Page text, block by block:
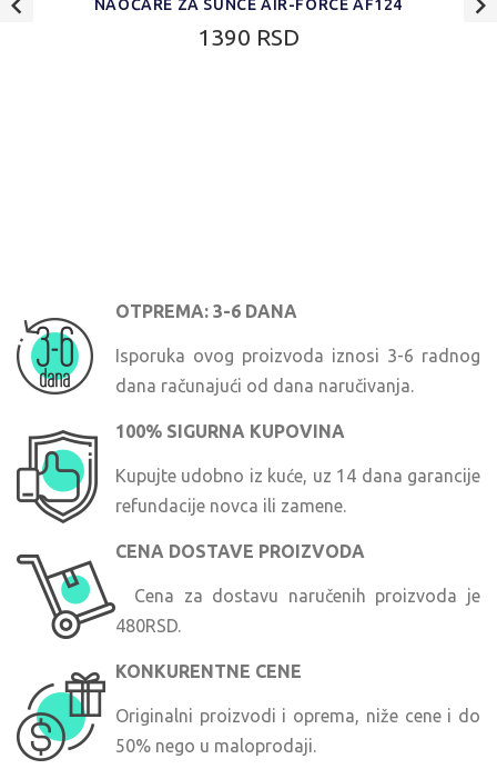
NAOČARE ZA SUNCE AIR-FORCE AF124
1390 RSD
OTPREMA: 3-6 DANA
Isporuka ovog proizvoda iznosi 3-6 radnog
dana računajući od dana naručivanja.
100% SIGURNA KUPOVINA
Kupujte udobno iz kuće, uz 14 dana garancije
refundacije novca ili zamene.
CENA DOSTAVE PROIZVODA
Cena za dostavu naručenih proizvoda je
480RSD.
KONKURENTNE CENE
Originalni proizvodi i oprema, niže cene i do
50% nego u maloprodaji.